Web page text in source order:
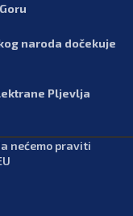
naroda dočekuje
Pljevlja
nećemo praviti